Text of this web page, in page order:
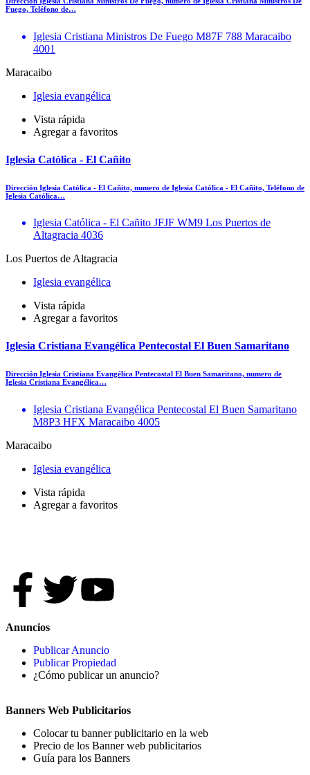
Fuego, Teléfono de…
Iglesia Cristiana Ministros De Fuego M87F 788 Maracaibo
4001
Maracaibo
Iglesia evangélica
Vista rápida
Agregar a favoritos
Iglesia Católica - El Cañito
Dirección Iglesia Católica - El Cañito, numero de Iglesia Católica - El Cañito, Teléfono de
Iglesia Católica…
Iglesia Católica - El Cañito JFJF WM9 Los Puertos de
Altagracia 4036
Los Puertos de Altagracia
Iglesia evangélica
Vista rápida
Agregar a favoritos
Iglesia Cristiana Evangélica Pentecostal El Buen Samaritano
Dirección Iglesia Cristiana Evangélica Pentecostal El Buen Samaritano, numero de
Iglesia Cristiana Evangélica…
Iglesia Cristiana Evangélica Pentecostal El Buen Samaritano
M8P3 HFX Maracaibo 4005
Maracaibo
Iglesia evangélica
Vista rápida
Agregar a favoritos
Anuncios
Publicar Anuncio
Publicar Propiedad
¿Cómo publicar un anuncio?
Banners Web Publicitarios
Colocar tu banner publicitario en la web
Precio de los Banner web publicitarios
Guía para los Banners